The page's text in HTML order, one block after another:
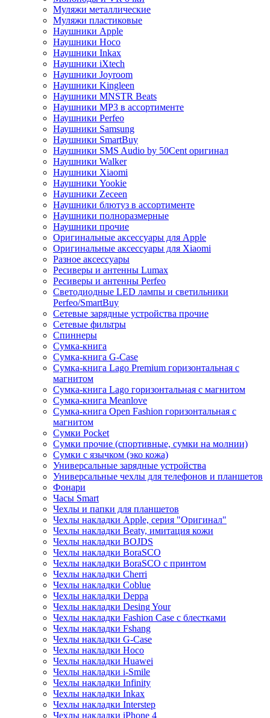
Муляжи металлические
Муляжи пластиковые
Наушники Apple
Наушники Hoco
Наушники Inkax
Наушники iXtech
Наушники Joyroom
Наушники Kingleen
Наушники MNSTR Beats
Наушники MP3 в ассортименте
Наушники Perfeo
Наушники Samsung
Наушники SmartBuy
Наушники SMS Audio by 50Cent оригинал
Наушники Walker
Наушники Xiaomi
Наушники Yookie
Наушники Zeceen
Наушники блютуз в ассортименте
Наушники полноразмерные
Наушники прочие
Оригинальные аксессуары для Apple
Оригинальные аксессуары для Xiaomi
Разное аксессуары
Ресиверы и антенны Lumax
Ресиверы и антенны Perfeo
Светодиодные LED лампы и светильники
Perfeo/SmartBuy
Сетевые зарядные устройства прочие
Сетевые фильтры
Спиннеры
Сумка-книга
Сумка-книга G-Case
Сумка-книга Lago Premium горизонтальная с
магнитом
Сумка-книга Lago горизонтальная с магнитом
Сумка-книга Meanlove
Сумка-книга Open Fashion горизонтальная с
магнитом
Сумки Pocket
Сумки прочие (спортивные, сумки на молнии)
Сумки с язычком (эко кожа)
Универсальные зарядные устройства
Универсальные чехлы для телефонов и планшетов
Фонари
Часы Smart
Чехлы и папки для планшетов
Чехлы накладки Apple, серия "Оригинал"
Чехлы накладки Beaty, имитация кожи
Чехлы накладки BOJDS
Чехлы накладки BoraSCO
Чехлы накладки BoraSCO с принтом
Чехлы накладки Cherri
Чехлы накладки Coblue
Чехлы накладки Deppa
Чехлы накладки Desing Your
Чехлы накладки Fashion Case с блестками
Чехлы накладки Fshang
Чехлы накладки G-Case
Чехлы накладки Hoco
Чехлы накладки Huawei
Чехлы накладки i-Smile
Чехлы накладки Infinity
Чехлы накладки Inkax
Чехлы накладки Interstep
Чехлы накладки iPhone 4